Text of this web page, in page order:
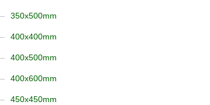
350x500mm
400x400mm
400x500mm
400x600mm
450x450mm